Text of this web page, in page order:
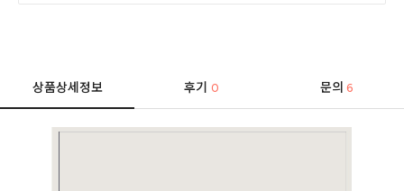
상품상세정보 후기0 문의 6